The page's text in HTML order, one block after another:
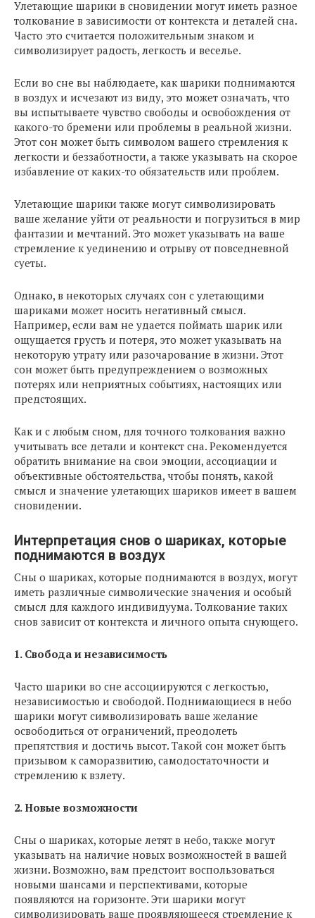
Улетающие шарики в сновидении могут иметь разное
толкование в зависимости от контекста и деталей сна.
Часто это считается положительным знаком и
символизирует радость, легкость и веселье.
Если во сне вы наблюдаете, как шарики поднимаются
в воздух и исчезают из виду, это может означать, что
вы испытываете чувство свободы и освобождения от
какого-то бремени или проблемы в реальной жизни.
Этот сон может быть символом вашего стремления к
легкости и беззаботности, а также указывать на скорое
избавление от каких-то обязательств или проблем.
Улетающие шарики также могут символизировать
ваше желание уйти от реальности и погрузиться в мир
фантазии и мечтаний. Это может указывать на ваше
стремление к уединению и отрыву от повседневной
суеты.
Однако, в некоторых случаях сон с улетающими
шариками может носить негативный смысл.
Например, если вам не удается поймать шарик или
ощущается грусть и потеря, это может указывать на
некоторую утрату или разочарование в жизни. Этот
сон может быть предупреждением о возможных
потерях или неприятных событиях, настоящих или
предстоящих.
Как и с любым сном, для точного толкования важно
учитывать все детали и контекст сна. Рекомендуется
обратить внимание на свои эмоции, ассоциации и
объективные обстоятельства, чтобы понять, какой
смысл и значение улетающих шариков имеет в вашем
сновидении.
Интерпретация снов о шариках, которые
поднимаются в воздух
Сны о шариках, которые поднимаются в воздух, могут
иметь различные символические значения и особый
смысл для каждого индивидуума. Толкование таких
снов зависит от контекста и личного опыта снующего.
1. Свобода и независимость
Часто шарики во сне ассоциируются с легкостью,
независимостью и свободой. Поднимающиеся в небо
шарики могут символизировать ваше желание
освободиться от ограничений, преодолеть
препятствия и достичь высот. Такой сон может быть
призывом к саморазвитию, самодостаточности и
стремлению к взлету.
2. Новые возможности
Сны о шариках, которые летят в небо, также могут
указывать на наличие новых возможностей в вашей
жизни. Возможно, вам предстоит воспользоваться
новыми шансами и перспективами, которые
появляются на горизонте. Эти шарики могут
символизировать ваше проявляющееся стремление к